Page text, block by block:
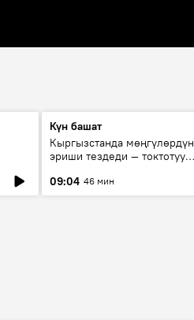
Күн башат
Кыргызстанда мөңгүлөрдүн
эриши тездеди — токтотуу
09:04 46 мин